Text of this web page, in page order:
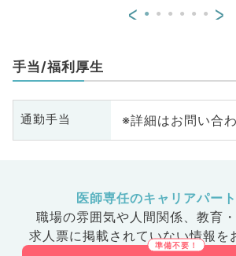
< >
手当/福利厚生
通勤手当 ※詳細はお問い合
医師専任のキャリアパー
職場の雰囲気や人間関係、 教育
求人票に掲載されていない情報を